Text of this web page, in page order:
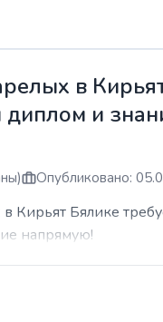
в
диплом и
Опубликовано:
Кирьят Бялике
напрямую!